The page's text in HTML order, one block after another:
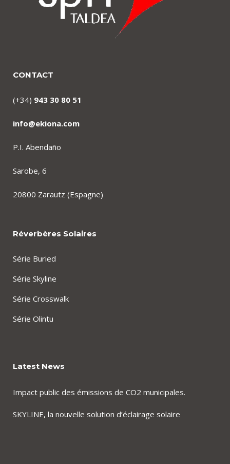
CONTACT
(+34) 943 30 80 51
info@ekiona.com
P.I. Abendaño
Sarobe, 6
20800 Zarautz (Espagne)
Réverbères Solaires
Série Buried
Série Skyline
Série Crosswalk
Série Olintu
Latest News
Impact public des émissions de CO2 municipales.
SKYLINE, la nouvelle solution d’éclairage solaire